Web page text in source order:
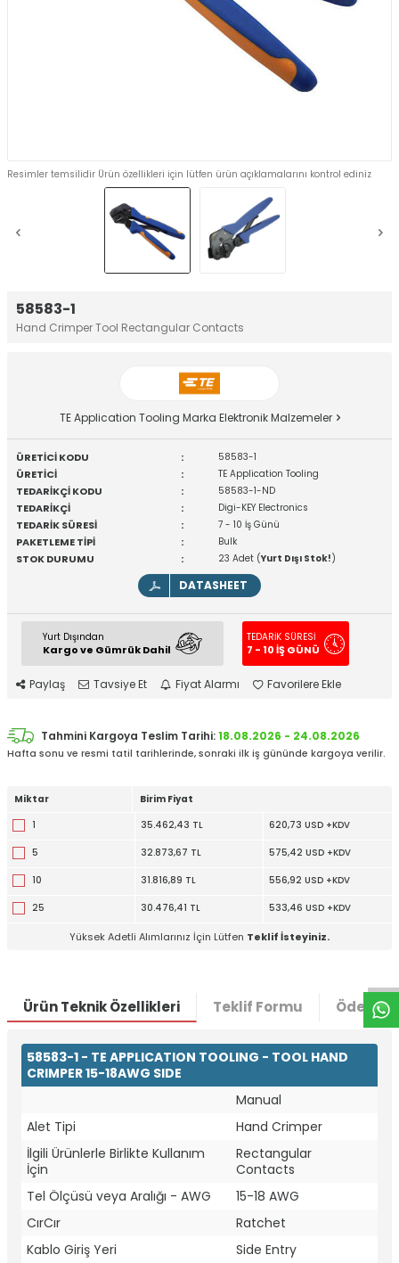
58583-1
Hand Crimper Tool Rectangular Contacts
Resimler temsilidir Ürün özellikleri için lütfen ürün açıklamalarını kontrol ediniz
TE Application Tooling Marka Elektronik Malzemeler
ÜRETİCİ KODU : 58583-1
ÜRETİCİ : TE Application Tooling
TEDARİKÇİ KODU : 58583-1-ND
TEDARİKÇİ : Digi-KEY Electronics
TEDARİK SÜRESİ : 7 - 10 İş Günü
PAKETLEME TİPİ : Bulk
STOK DURUMU : 23 Adet (Yurt Dışı Stok!)
DATASHEET
Yurt Dışından
Kargo ve Gümrük Dahil
TEDARİK SÜRESİ
7 - 10 İŞ GÜNÜ
Paylaş Tavsiye Et Fiyat Alarmı Favorilere Ekle
Tahmini Kargoya Teslim Tarihi:18.08.2026 - 24.08.2026
Hafta sonu ve resmi tatil tarihlerinde, sonraki ilk iş gününde kargoya verilir.
Miktar
Birim Fiyat
1
35.462,43 TL 620,73 USD +KDV
5 32.873,67 TL 575,42 USD +KDV
10 31.816,89 TL 556,92 USD +KDV
25 30.476,41 TL 533,46 USD +KDV
Yüksek Adetli Alımlarınız İçin Lütfen Teklif İsteyiniz.
Ürün Teknik Özellikleri Teklif Formu Ödeme
58583-1 - TE APPLICATION TOOLING - TOOL HAND
CRIMPER 15-18AWG SIDE
Manual
Alet Tipi
Hand Crimper
İlgili Ürünlerle Birlikte Kullanım
İçin
Rectangular
Contacts
Tel Ölçüsü veya Aralığı - AWG
15-18 AWG
CırCır
Ratchet
Kablo Giriş Yeri
Side Entry